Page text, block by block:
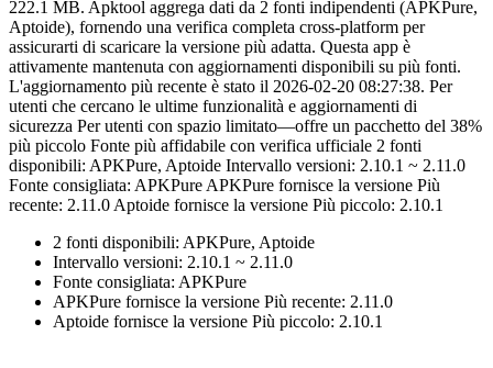
222.1 MB. Apktool aggrega dati da 2 fonti indipendenti (APKPure,
Aptoide), fornendo una verifica completa cross-platform per
assicurarti di scaricare la versione più adatta. Questa app è
attivamente mantenuta con aggiornamenti disponibili su più fonti.
L'aggiornamento più recente è stato il 2026-02-20 08:27:38. Per
utenti che cercano le ultime funzionalità e aggiornamenti di
sicurezza Per utenti con spazio limitato—offre un pacchetto del 38%
più piccolo Fonte più affidabile con verifica ufficiale 2 fonti
disponibili: APKPure, Aptoide Intervallo versioni: 2.10.1 ~ 2.11.0
Fonte consigliata: APKPure APKPure fornisce la versione Più
recente: 2.11.0 Aptoide fornisce la versione Più piccolo: 2.10.1
2 fonti disponibili: APKPure, Aptoide
Intervallo versioni: 2.10.1 ~ 2.11.0
Fonte consigliata: APKPure
APKPure fornisce la versione Più recente: 2.11.0
Aptoide fornisce la versione Più piccolo: 2.10.1